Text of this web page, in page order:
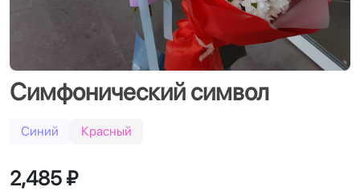
Симфонический символ
Синий Красный
2,485 ₽